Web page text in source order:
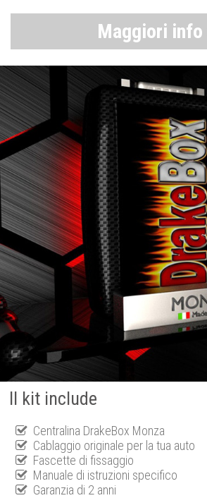
Maggiori info
Il kit include
Centralina DrakeBox Monza
Cablaggio originale per la tua auto
Fascette di fissaggio
Manuale di istruzioni specifico
Garanzia di 2 anni